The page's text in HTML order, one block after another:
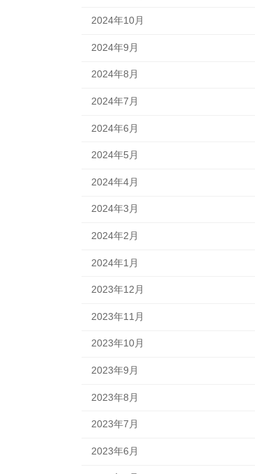
2024年10月
2024年9月
2024年8月
2024年7月
2024年6月
2024年5月
2024年4月
2024年3月
2024年2月
2024年1月
2023年12月
2023年11月
2023年10月
2023年9月
2023年8月
2023年7月
2023年6月